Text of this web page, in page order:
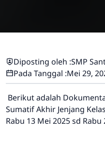
Diposting oleh :SMP
Pada Tanggal :Mei 29,
Berikut adalah
Sumatif Akhir Jenjang
Rabu 13 Mei 2025 sd Rabu